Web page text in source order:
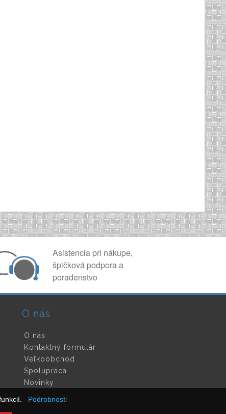
Asistencia pri nákupe,
špičková podpora a
poradenstvo
O nás
O nás
Kontaktný formulár
Veľkoobchod
Spolupráca
Novinky
Podrobnosti